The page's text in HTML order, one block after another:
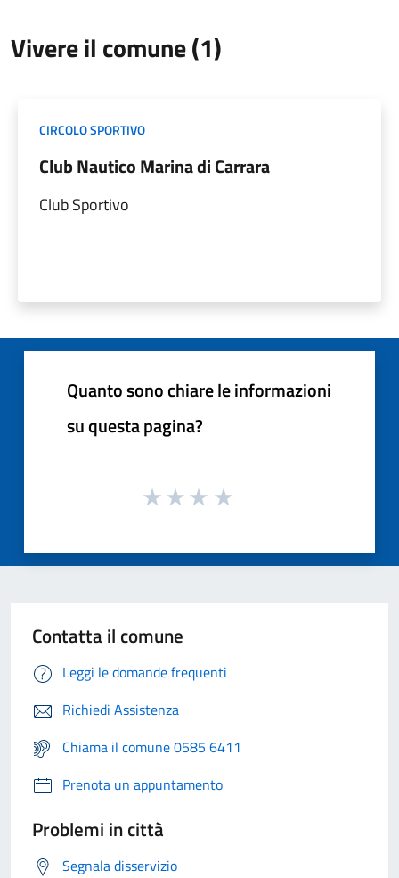
Vivere il comune (1)
CIRCOLO SPORTIVO
Club Nautico Marina di Carrara
Club Sportivo
Quanto sono chiare le informazioni
su questa pagina?
Contatta il comune
Leggi le domande frequenti
Richiedi Assistenza
Chiama il comune 0585 6411
Prenota un appuntamento
Problemi in città
Segnala disservizio